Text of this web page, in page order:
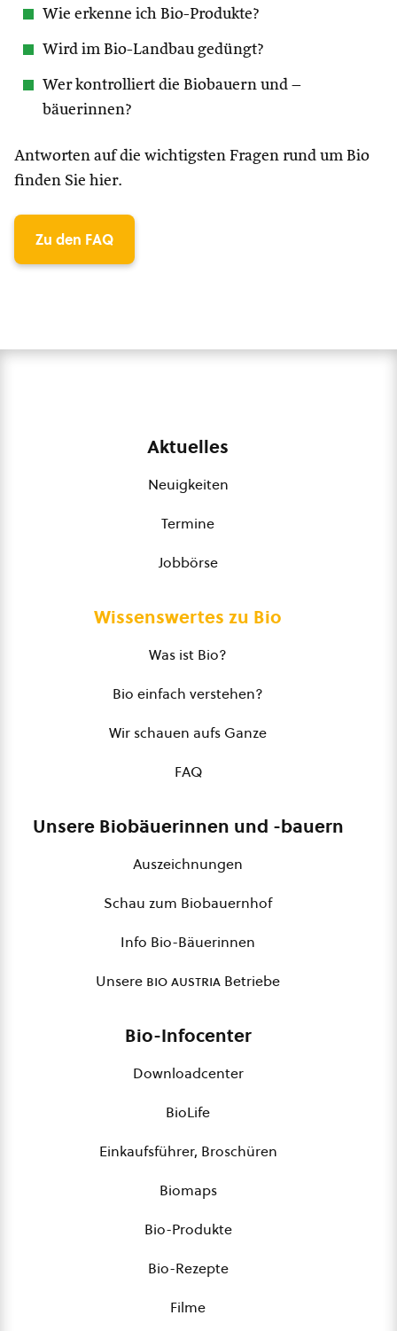
Wie erkenne ich Bio-Produkte?
Wird im Bio-Landbau gedüngt?
Wer kontrolliert die Biobauern und –
bäuerinnen?
Antworten auf die wichtigsten Fragen rund um Bio
finden Sie hier.
Zu den FAQ
Aktuelles
Neuigkeiten
Termine
Jobbörse
Wissenswertes zu Bio
Was ist Bio?
Bio einfach verstehen?
Wir schauen aufs Ganze
FAQ
Unsere Biobäuerinnen und -bauern
Auszeichnungen
Schau zum Biobauernhof
Info Bio-Bäuerinnen
Unsere bio austria Betriebe
Bio-Infocenter
Downloadcenter
BioLife
Einkaufsführer, Broschüren
Biomaps
Bio-Produkte
Bio-Rezepte
Filme